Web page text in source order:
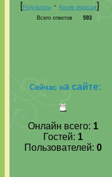
[Результаты · Архив опросов]
Всего ответов 593
Сейчас на сайте:
Онлайн всего: 1
Гостей: 1
Пользователей: 0